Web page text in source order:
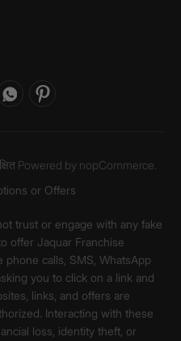
Powered by nopCommerce.
or Offers
trust or engage with any fake
offer Jaquar Franchise
calls, SMS, WhatsApp
you to click on a link and
links, and offers are
Interacting with these
loss, identity theft, or